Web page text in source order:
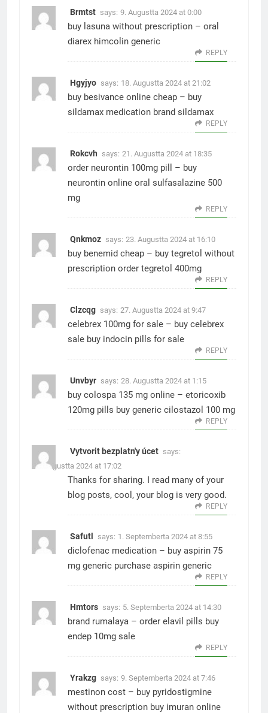
Brmtst says: 9. Augustta 2024 at 0:00
buy lasuna without prescription – oral
diarex himcolin generic
REPLY
Hgyjyo says: 18. Augustta 2024 at 21:02
buy besivance online cheap – buy
sildamax medication brand sildamax
REPLY
Rokcvh says: 21. Augustta 2024 at 18:35
order neurontin 100mg pill – buy
neurontin online oral sulfasalazine 500
mg
REPLY
Qnkmoz says: 23. Augustta 2024 at 16:10
buy benemid cheap – buy tegretol without
prescription order tegretol 400mg
REPLY
Clzcqg says: 27. Augustta 2024 at 9:47
celebrex 100mg for sale – buy celebrex
sale buy indocin pills for sale
REPLY
Unvbyr says: 28. Augustta 2024 at 1:15
buy colospa 135 mg online – etoricoxib
120mg pills buy generic cilostazol 100 mg
REPLY
Vytvorit bezplatn'y úcet says:
28. Augustta 2024 at 17:02
Thanks for sharing. I read many of your
blog posts, cool, your blog is very good.
REPLY
Safutl says: 1. Septemberta 2024 at 8:55
diclofenac medication – buy aspirin 75
mg generic purchase aspirin generic
REPLY
Hmtors says: 5. Septemberta 2024 at 14:30
brand rumalaya – order elavil pills buy
endep 10mg sale
REPLY
Yrakzg says: 9. Septemberta 2024 at 7:46
mestinon cost – buy pyridostigmine
without prescription buy imuran online